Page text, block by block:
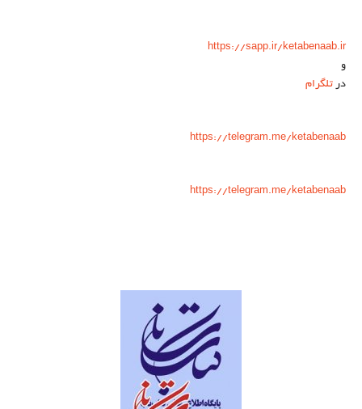
https://sapp.ir/ketabenaab.ir
و
در تلگرام
https://telegram.me/ketabenaab
https://telegram.me/ketabenaab